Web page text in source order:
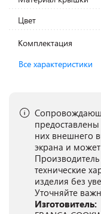
Цвет
Комплектация
Все характеристики
них внешнего
экрана и
технические
изделия без
Уточняйте
Изготовитель: